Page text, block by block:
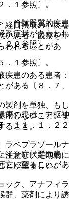
経口摂取の不良な
い患者：観察を十
われることがあ
患のある患者：
ある〔８．７、
瘍の患者：中枢神
、１１．１．２２
イン症候群の患
亡に至ることがあ
１参照〕。
、脊髄器質的疾患
系症状があらわれ
２２参照〕。
１参照〕。
製剤を単独、もし
用しないこと。ま
ること。
ラベプラゾールナ
注意し、定期的に
とが望ましい。
ック、アナフィラ
群、薬剤により誘